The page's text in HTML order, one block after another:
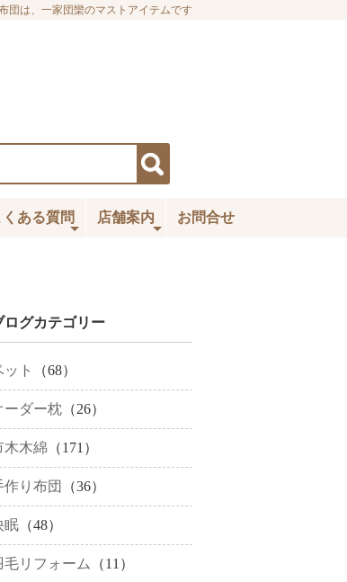
団は、一家団欒のマストアイテムです
くある質問 店舗案内 お問合せ
ログカテゴリー
ット （68）
ーダー枕 （26）
木木綿 （171）
作り布団 （36）
眠 （48）
毛リフォーム （11）